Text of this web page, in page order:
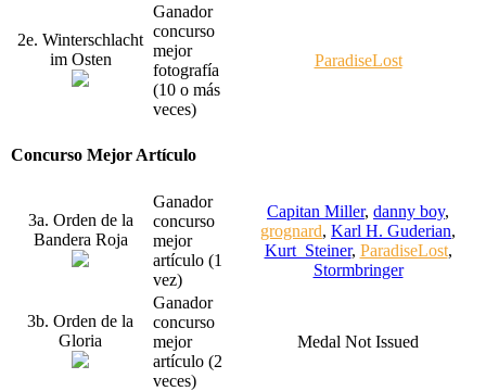
2e. Winterschlacht
im Osten
Ganador
concurso
mejor
fotografía
(10 o más
veces)
ParadiseLost
Concurso Mejor Artículo
3a. Orden de la
Bandera Roja
Ganador
concurso
mejor
artículo (1
vez)
Capitan Miller, danny boy,
grognard, Karl H. Guderian,
Kurt_Steiner, ParadiseLost,
Stormbringer
3b. Orden de la
Gloria
Ganador
concurso
mejor
artículo (2
veces)
Medal Not Issued